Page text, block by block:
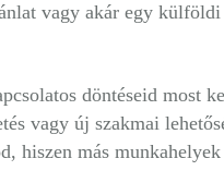
vagy akár egy
döntéseid most
vagy új szakmai
hiszen más